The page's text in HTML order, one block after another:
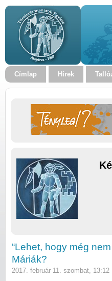
Címlap Hírek
“Lehet, hogy még
Máriák?
2017. február 11. szombat, 13:12